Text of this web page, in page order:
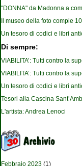
"DONNA" da Madonna a
Il museo della foto compie
Un tesoro di codici e libri
Di sempre:
VIABILITA’: Tutti contro la
VIABILITA’: Tutti contro la
Un tesoro di codici e libri
Tesori alla Cascina
L'artista: Andrea Lenoci
Febbraio 2023 (1)